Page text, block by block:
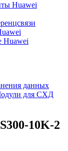
Huawei
Huawei
данных
для СХД
10K-2